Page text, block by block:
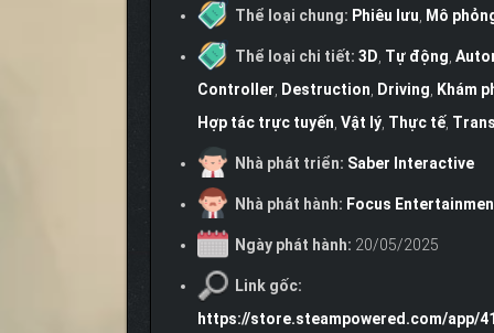
Thể loại chung: Phiêu lưu, Mô
Thể loại chi tiết: 3D, Tự động,
Controller, Destruction, Driving, Khám
Hợp tác trực tuyến, Vật lý, Thực tế,
Nhà phát triển: Saber Interactive
Nhà phát hành: Focus
Ngày phát hành: 20/05/2025
Link gốc:
https://store.steampowered.com/app/